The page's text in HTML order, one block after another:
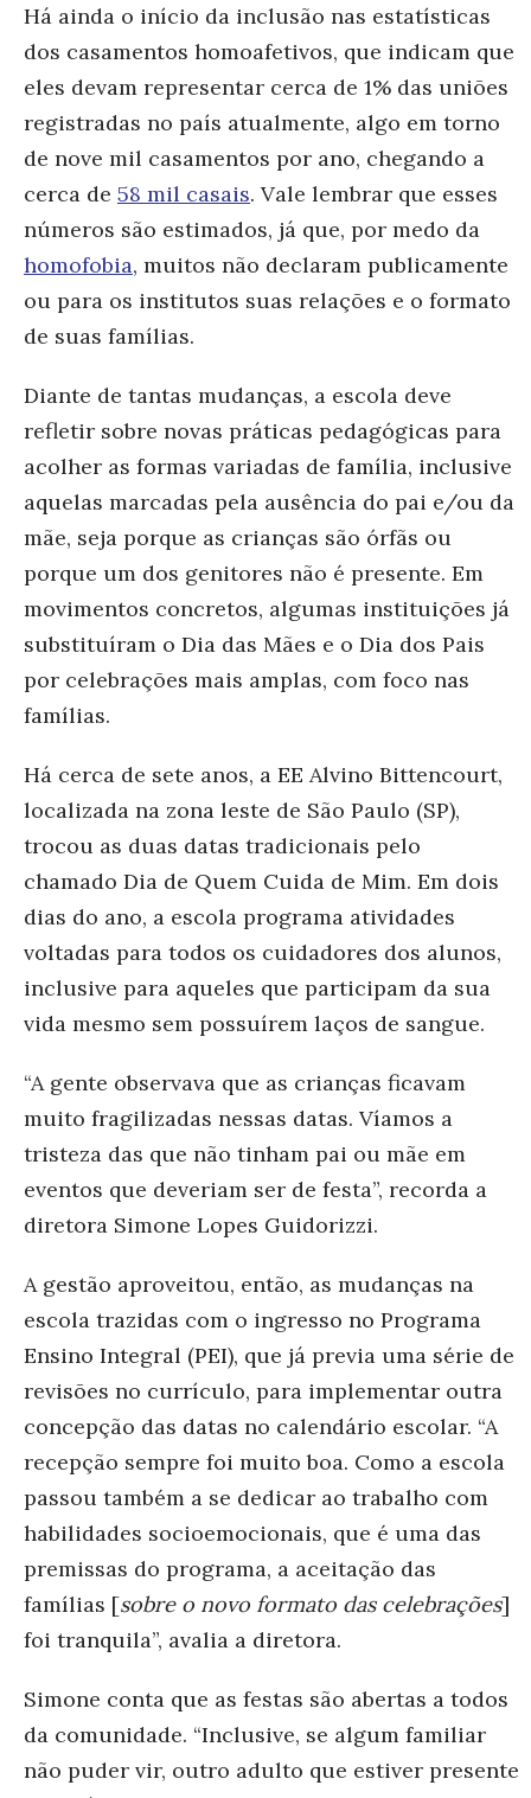
Há ainda o início da inclusão nas estatísticas
dos casamentos homoafetivos, que indicam que
eles devam representar cerca de 1% das uniões
registradas no país atualmente, algo em torno
de nove mil casamentos por ano, chegando a
cerca de 58 mil casais. Vale lembrar que esses
números são estimados, já que, por medo da
homofobia, muitos não declaram publicamente
ou para os institutos suas relações e o formato
de suas famílias.
Diante de tantas mudanças, a escola deve
refletir sobre novas práticas pedagógicas para
acolher as formas variadas de família, inclusive
aquelas marcadas pela ausência do pai e/ou da
mãe, seja porque as crianças são órfãs ou
porque um dos genitores não é presente. Em
movimentos concretos, algumas instituições já
substituíram o Dia das Mães e o Dia dos Pais
por celebrações mais amplas, com foco nas
famílias.
Há cerca de sete anos, a EE Alvino Bittencourt,
localizada na zona leste de São Paulo (SP),
trocou as duas datas tradicionais pelo
chamado Dia de Quem Cuida de Mim. Em dois
dias do ano, a escola programa atividades
voltadas para todos os cuidadores dos alunos,
inclusive para aqueles que participam da sua
vida mesmo sem possuírem laços de sangue.
“A gente observava que as crianças ficavam
muito fragilizadas nessas datas. Víamos a
tristeza das que não tinham pai ou mãe em
eventos que deveriam ser de festa”, recorda a
diretora Simone Lopes Guidorizzi.
A gestão aproveitou, então, as mudanças na
escola trazidas com o ingresso no Programa
Ensino Integral (PEI), que já previa uma série de
revisões no currículo, para implementar outra
concepção das datas no calendário escolar. “A
recepção sempre foi muito boa. Como a escola
passou também a se dedicar ao trabalho com
habilidades socioemocionais, que é uma das
premissas do programa, a aceitação das
famílias [sobre o novo formato das celebrações]
foi tranquila”, avalia a diretora.
Simone conta que as festas são abertas a todos
da comunidade. “Inclusive, se algum familiar
não puder vir, outro adulto que estiver presente